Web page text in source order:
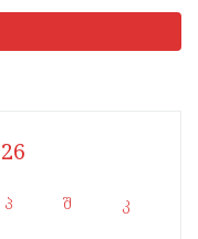
პ შ კ